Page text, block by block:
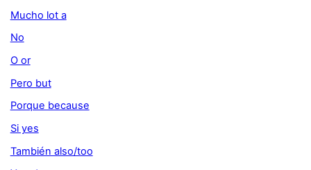
Mucho lot a
No
O or
Pero but
Porque because
Si yes
También also/too